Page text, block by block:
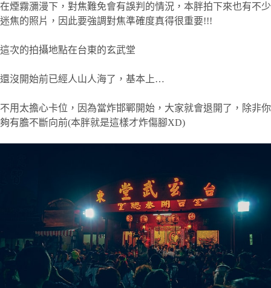
在煙霧瀰漫下，對焦難免會有誤判的情況，本胖拍下來也有不少
迷焦的照片，因此要強調對焦準確度真得很重要!!!
這次的拍攝地點在台東的玄武堂
還沒開始前已經人山人海了，基本上…
不用太擔心卡位，因為當炸邯鄲開始，大家就會退開了，除非你
夠有膽不斷向前(本胖就是這樣才炸傷腳XD)